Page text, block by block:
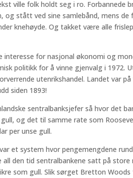
ville folk holdt seg i ro. Forbannede
og stått ved sine samlebånd, mens de
knehøyde. Og takket være alle
interesse for nasjonal økonomi og
politikk for å vinne gjenvalg i 1972.
utenrikshandel. Landet var
siden 1893!
sentralbanksjefer så hvor det
og det til samme rate som
per unse gull.
et system hvor pengemengdene
den tid sentralbankene satt på store
som gull. Slik sørget Bretton